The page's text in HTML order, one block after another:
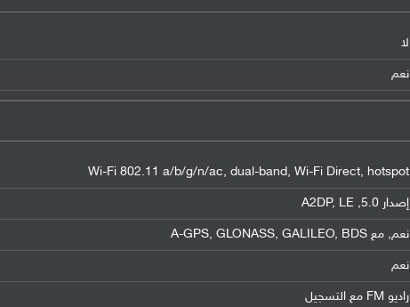
لا
نعم
Wi-Fi 802.11 a/b/g/n/ac, dual-band, Wi-Fi Direct, hotspot
إصدار 5.0, A2DP, LE
نعم, مع A-GPS, GLONASS, GALILEO, BDS
نعم
راديو FM مع التسجيل